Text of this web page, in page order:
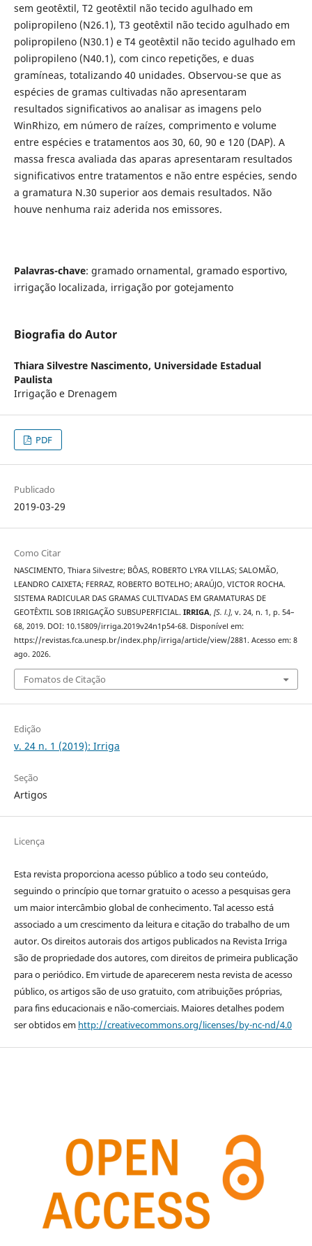
sem geotêxtil, T2 geotêxtil não tecido agulhado em
polipropileno (N26.1), T3 geotêxtil não tecido agulhado em
polipropileno (N30.1) e T4 geotêxtil não tecido agulhado em
polipropileno (N40.1), com cinco repetições, e duas
gramíneas, totalizando 40 unidades. Observou-se que as
espécies de gramas cultivadas não apresentaram
resultados significativos ao analisar as imagens pelo
WinRhizo, em número de raízes, comprimento e volume
entre espécies e tratamentos aos 30, 60, 90 e 120 (DAP). A
massa fresca avaliada das aparas apresentaram resultados
significativos entre tratamentos e não entre espécies, sendo
a gramatura N.30 superior aos demais resultados. Não
houve nenhuma raiz aderida nos emissores.
Palavras-chave: gramado ornamental, gramado esportivo,
irrigação localizada, irrigação por gotejamento
Biografia do Autor
Thiara Silvestre Nascimento, Universidade Estadual
Paulista
Irrigação e Drenagem
PDF
Publicado
2019-03-29
Como Citar
NASCIMENTO, Thiara Silvestre; BÔAS, ROBERTO LYRA VILLAS; SALOMÃO,
LEANDRO CAIXETA; FERRAZ, ROBERTO BOTELHO; ARAÚJO, VICTOR ROCHA.
SISTEMA RADICULAR DAS GRAMAS CULTIVADAS EM GRAMATURAS DE
GEOTÊXTIL SOB IRRIGAÇÃO SUBSUPERFICIAL. IRRIGA, [S. l.], v. 24, n. 1, p. 54–
68, 2019. DOI: 10.15809/irriga.2019v24n1p54-68. Disponível em:
https://revistas.fca.unesp.br/index.php/irriga/article/view/2881. Acesso em: 8
ago. 2026.
Fomatos de Citação
Edição
v. 24 n. 1 (2019): Irriga
Seção
Artigos
Licença
Esta revista proporciona acesso público a todo seu conteúdo,
seguindo o princípio que tornar gratuito o acesso a pesquisas gera
um maior intercâmbio global de conhecimento. Tal acesso está
associado a um crescimento da leitura e citação do trabalho de um
autor. Os direitos autorais dos artigos publicados na Revista Irriga
são de propriedade dos autores, com direitos de primeira publicação
para o periódico. Em virtude de aparecerem nesta revista de acesso
público, os artigos são de uso gratuito, com atribuições próprias,
para fins educacionais e não-comerciais. Maiores detalhes podem
ser obtidos em http://creativecommons.org/licenses/by-nc-nd/4.0